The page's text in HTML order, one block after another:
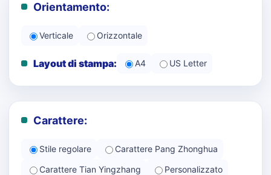
Orientamento:
Verticale Orizzontale
Layout di stampa: A4 US Letter
Carattere:
Stile regolare
Carattere Pang Zhonghua
Carattere Tian Yingzhang
Personalizzato